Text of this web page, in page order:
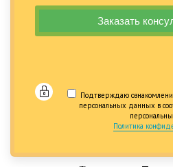
Подтверждаю
персональных данных в
Политика